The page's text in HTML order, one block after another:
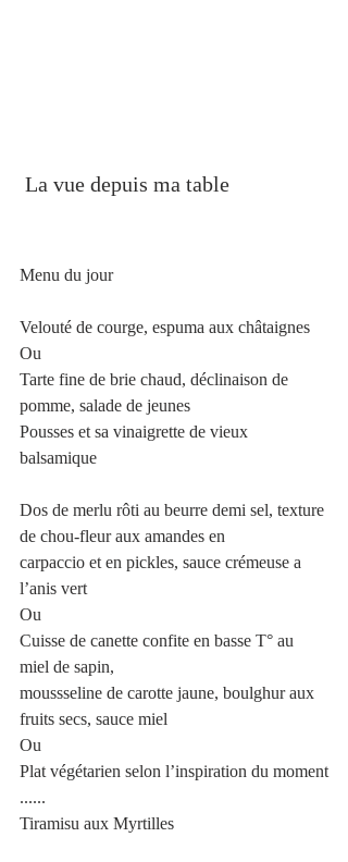
La vue depuis ma table
Menu du jour
Velouté de courge, espuma aux châtaignes
Ou
Tarte fine de brie chaud, déclinaison de
pomme, salade de jeunes
Pousses et sa vinaigrette de vieux
balsamique
Dos de merlu rôti au beurre demi sel, texture
de chou-fleur aux amandes en
carpaccio et en pickles, sauce crémeuse a
l’anis vert
Ou
Cuisse de canette confite en basse T° au
miel de sapin,
moussseline de carotte jaune, boulghur aux
fruits secs, sauce miel
Ou
Plat végétarien selon l’inspiration du moment
......
Tiramisu aux Myrtilles